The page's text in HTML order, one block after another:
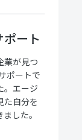
ート
業が見つ
ポートで
。エージ
た自分を
した。